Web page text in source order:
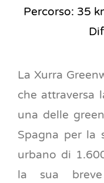
Percorso: 35
La Xurra
che attraversa
una delle
Spagna per la
urbano di
la sua